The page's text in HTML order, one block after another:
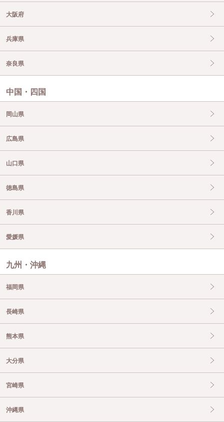
大阪府
兵庫県
奈良県
中国・四国
岡山県
広島県
山口県
徳島県
香川県
愛媛県
九州・沖縄
福岡県
長崎県
熊本県
大分県
宮崎県
沖縄県